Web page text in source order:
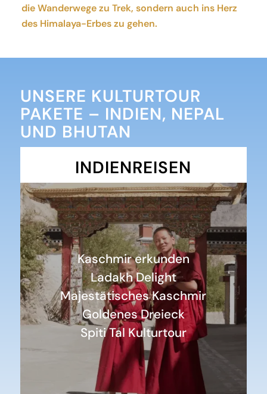
die Wanderwege zu Trek, sondern auch ins Herz
des Himalaya-Erbes zu gehen.
UNSERE KULTURTOUR
PAKETE – INDIEN, NEPAL
UND BHUTAN
INDIENREISEN
Kaschmir erkunden
Ladakh Delight
Majestätisches Kaschmir
Goldenes Dreieck
Spiti Tal Kulturtour